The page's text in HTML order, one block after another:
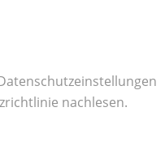
nachlesen.